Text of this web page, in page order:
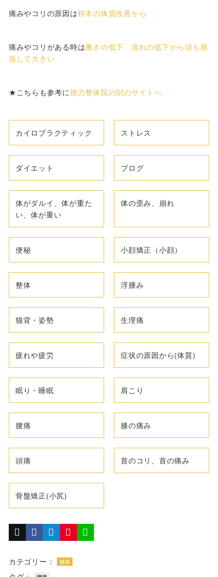
痛みやコリの原因は根本の体質改善から
痛みやコリがある時は働きの低下、流れの低下から頭も膨
張して大きい
★こちらも参考に徳力整体院の別のサイトへ
カイロプラクティック ストレス
ダイエット ブログ
体がダルイ、体が重た
い、体が重い
体の歪み、崩れ
便秘 小顔矯正（小顔）
整体 浮腫み
猫背・姿勢 生理痛
疲れや疲労 症状の原因から(体質)
眠り・睡眠 肩こり
腰痛 膝の痛み
頭痛 首のコリ、首の痛み
骨盤矯正(小尻)
カテゴリー： 腰痛